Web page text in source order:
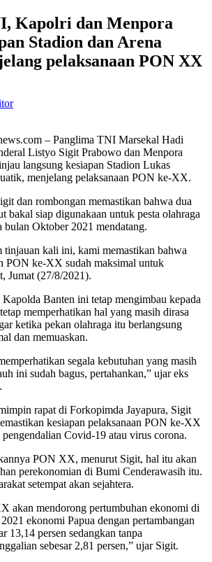
Kapolri dan Menpora
Stadion dan Arena
pelaksanaan PON XX
– Panglima TNI Marsekal Hadi
Listyo Sigit Prabowo dan Menpora
langsung kesiapan Stadion Lukas
menjelang pelaksanaan PON ke-XX.
dan rombongan memastikan bahwa dua
bakal siap digunakaan untuk pesta olahraga
bulan Oktober 2021 mendatang.
kali ini, kami memastikan bahwa
PON ke-XX sudah maksimal untuk
Jumat (27/8/2021).
Banten ini tetap mengimbau kepada
memperhatikan hal yang masih dirasa
ketika pekan olahraga itu berlangsung
dan memuaskan.
segala kebutuhan yang masih
ini sudah bagus, pertahankan,” ujar eks
rapat di Forkopimda Jayapura, Sigit
kesiapan pelaksanaan PON ke-XX
pengendalian Covid-19 atau virus corona.
PON XX, menurut Sigit, hal itu akan
perekonomian di Bumi Cenderawasih itu.
setempat akan sejahtera.
akan mendorong pertumbuhan ekonomi di
ekonomi Papua dengan pertambangan
13,14 persen sedangkan tanpa
sebesar 2,81 persen,” ujar Sigit.